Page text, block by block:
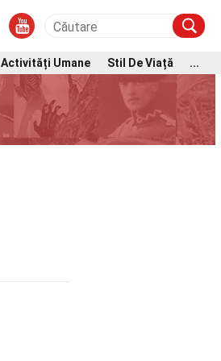
Activități Umane Stil De Viață ...